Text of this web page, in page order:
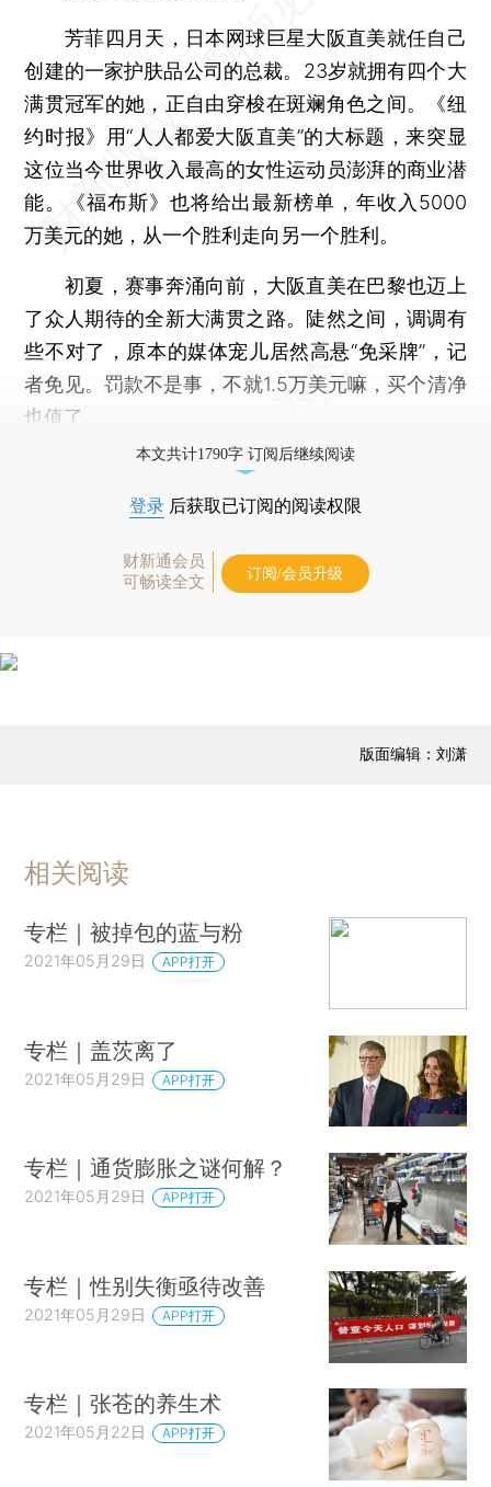
芳菲四月天，日本网球巨星大阪直美就任自己
创建的一家护肤品公司的总裁。23岁就拥有四个大
满贯冠军的她，正自由穿梭在斑斓角色之间。《纽
约时报》用“人人都爱大阪直美”的大标题，来突显
这位当今世界收入最高的女性运动员澎湃的商业潜
能。《福布斯》也将给出最新榜单，年收入5000
万美元的她，从一个胜利走向另一个胜利。
初夏，赛事奔涌向前，大阪直美在巴黎也迈上
了众人期待的全新大满贯之路。陡然之间，调调有
些不对了，原本的媒体宠儿居然高悬“免采牌”，记
者免见。罚款不是事，不就1.5万美元嘛，买个清净
也值了。
本文共计1790字 订阅后继续阅读
登录 后获取已订阅的阅读权限
财新通会员
可畅读全文
订阅/会员升级
版面编辑：刘潇
相关阅读
专栏｜被掉包的蓝与粉
2021年05月29日 APP打开
专栏｜盖茨离了
2021年05月29日 APP打开
专栏｜通货膨胀之谜何解？
2021年05月29日 APP打开
专栏｜性别失衡亟待改善
2021年05月29日 APP打开
专栏｜张苍的养生术
2021年05月22日 APP打开